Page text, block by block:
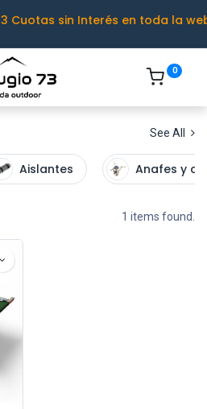
3 Cuotas sin Interés en toda la
0
See All
Aislantes Anafes y
1 items found.